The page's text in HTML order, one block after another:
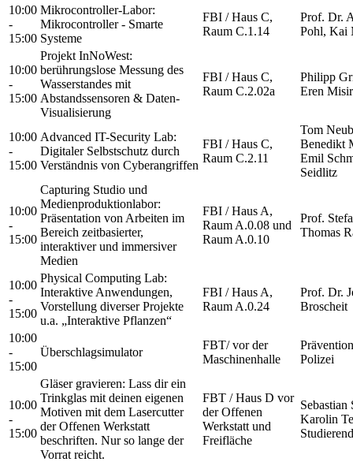
10:00
-
15:00
Mikrocontroller-Labor:
Mikrocontroller - Smarte
Systeme
FBI / Haus C,
Raum C.1.14
Prof. Dr.
Pohl, Kai
10:00
-
15:00
Projekt InNoWest:
berührungslose Messung des
Wasserstandes mit
Abstandssensoren & Daten-
Visualisierung
FBI / Haus C,
Raum C.2.02a
Philipp
Eren
10:00
-
15:00
Advanced IT-Security Lab:
Digitaler Selbstschutz durch
Verständnis von Cyberangriffen
FBI / Haus C,
Raum C.2.11
Tom
Benedikt
Emil
Seidlitz
10:00
-
15:00
Capturing Studio und
Medienproduktionlabor:
Präsentation von Arbeiten im
Bereich zeitbasierter,
interaktiver und immersiver
Medien
FBI / Haus A,
Raum A.0.08 und
Raum A.0.10
Prof.
Thomas
10:00
-
15:00
Physical Computing Lab:
Interaktive Anwendungen,
Vorstellung diverser Projekte
u.a. „Interaktive Pflanzen“
FBI / Haus A,
Raum A.0.24
Prof. Dr.
Broscheit
10:00
-
15:00
Überschlagsimulator
FBT/ vor der
Maschinenhalle
Polizei
10:00
-
15:00
Gläser gravieren: Lass dir ein
Trinkglas mit deinen eigenen
Motiven mit dem Lasercutter
der Offenen Werkstatt
beschriften. Nur so lange der
Vorrat reicht.
FBT / Haus D vor
der Offenen
Werkstatt und
Freifläche
Sebastian
Karolin